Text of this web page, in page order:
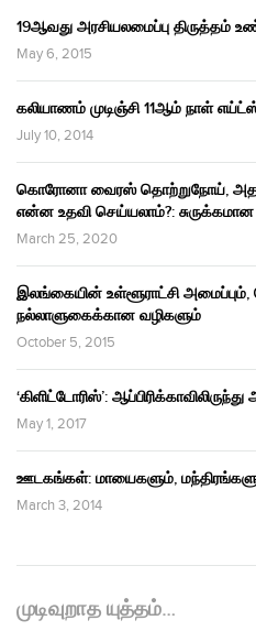
19ஆவது அரசியலமைப்பு திருத்தம்
May 6, 2015
கலியாணம் முடிஞ்சி 11ஆம் நாள்
July 10, 2014
கொரோனா வைரஸ் தொற்றுநோய்,
என்ன உதவி செய்யலாம்?:
March 25, 2020
இலங்கையின் உள்ளூராட்சி அமைப்பும்,
நல்லாளுகைக்கான வழிகளும்
October 5, 2015
‘கிளிட்டோரிஸ்’:
May 1, 2017
ஊடகங்கள்: மாயைகளும்,
March 3, 2014
முடிவுறாத யுத்தம்…